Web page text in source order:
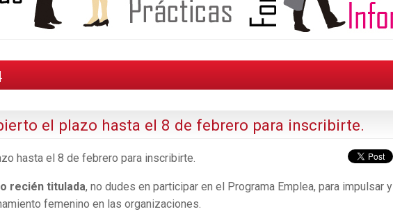
el plazo hasta el 8 de febrero para inscribirte.
hasta el 8 de febrero para inscribirte.
recién titulada, no dudes en participar en el Programa Emplea, para impulsar y
femenino en las organizaciones.